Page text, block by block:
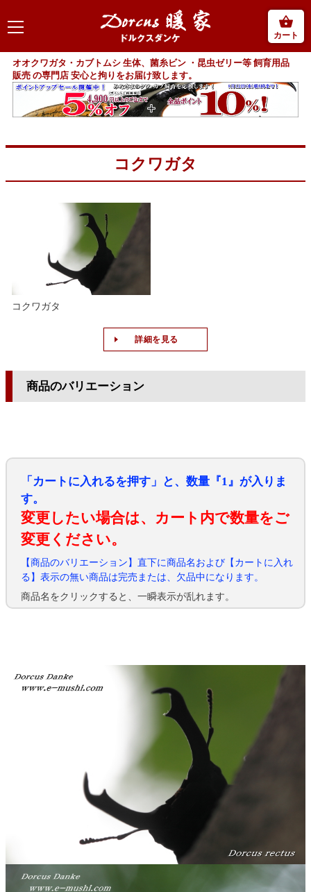
カート
オオクワガタ・カブトムシ 生体、菌糸ビン ・昆虫ゼリー等 飼育用品
販売 の専門店 安心と拘りをお届け致します。
コクワガタ
コクワガタ
詳細を見る
商品のバリエーション
「カートに入れるを押す」と、数量『1』が入りま
す。
変更したい場合は、カート内で数量をご
変更ください。
【商品のバリエーション】直下に商品名および【カートに入れ
る】表示の無い商品は完売または、欠品中になります。
商品名をクリックすると、一瞬表示が乱れます。